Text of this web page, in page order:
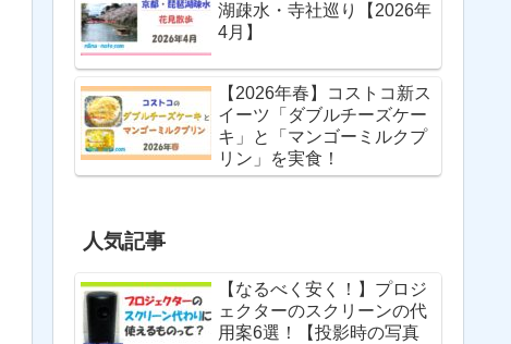
湖疎水・寺社巡り【2026年
4月】
【2026年春】コストコ新ス
イーツ「ダブルチーズケー
キ」と「マンゴーミルクプ
リン」を実食！
人気記事
【なるべく安く！】プロジ
ェクターのスクリーンの代
用案6選！【投影時の写真